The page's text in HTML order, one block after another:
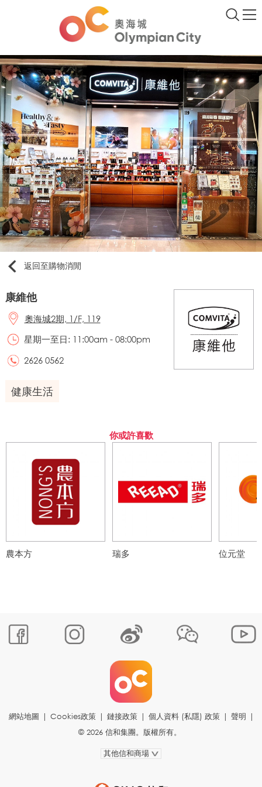
返回至購物消閒
康維他
奧海城2期, 1/F, 119
星期一至日: 11:00am - 08:00pm
2626 0562
健康生活
你或許喜歡
農本方 瑞多 位元堂
網站地圖 | Cookies政策 | 鏈接政策 | 個人資料 (私隱) 政策 | 聲明 |
© 2026 信和集團。版權所有。
其他信和商場